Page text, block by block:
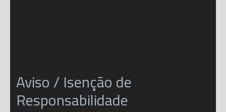
Aviso / Isenção de
Responsabilidade